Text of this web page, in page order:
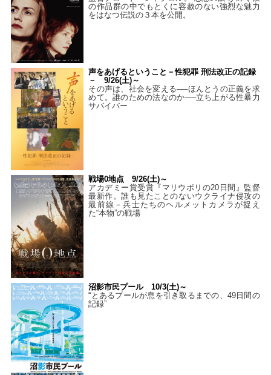
の作品群の中でもとくに容赦のない強烈な魅力
をはなつ伝説の３本を公開。
声をあげるということ－性犯罪 刑法改正の記録
－ 9/26(土)～
その声は、社会を変える──ほんとうの正義を求
めて。誰のための法なのか──立ち上がる性暴力
サバイバー
戦場0地点 9/26(土)～
アカデミー賞受賞『マリウポリの20日間』監督
最新作。誰も見たことのないウクライナ侵攻の
最前線－兵士たちのヘルメットカメラが捉え
た“本物”の戦場
沼影市民プール 10/3(土)～
“とあるプールが息を引き取るまでの、49日間の
記録”